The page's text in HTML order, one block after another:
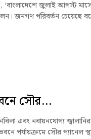
‘বাংলাদেশে জুলাই আগস্ট
জনগণ পরিবর্তন চেয়েছে
সৌর...
এবং নবায়নযোগ্য জ্বালানির
পর্যায়ক্রমে সৌর প্যানেল